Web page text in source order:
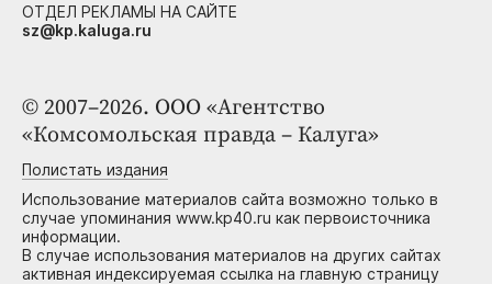
© 2007–2026. ООО «Агентство
«Комсомольская правда – Калуга»
Полистать издания
Использование материалов сайта возможно только в
случае упоминания www.kp40.ru как первоисточника
информации.
В случае использования материалов на других сайтах
активная индексируемая ссылка на главную страницу
ОТДЕЛ РЕКЛАМЫ НА САЙТЕ
sz@kp.kaluga.ru